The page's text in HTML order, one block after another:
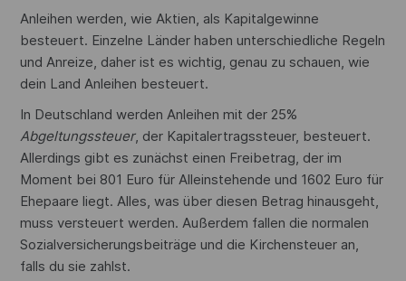
Anleihen werden, wie Aktien, als Kapitalgewinne
besteuert. Einzelne Länder haben unterschiedliche Regeln
und Anreize, daher ist es wichtig, genau zu schauen, wie
dein Land Anleihen besteuert.
In Deutschland werden Anleihen mit der 25%
Abgeltungssteuer, der Kapitalertragssteuer, besteuert.
Allerdings gibt es zunächst einen Freibetrag, der im
Moment bei 801 Euro für Alleinstehende und 1602 Euro für
Ehepaare liegt. Alles, was über diesen Betrag hinausgeht,
muss versteuert werden. Außerdem fallen die normalen
Sozialversicherungsbeiträge und die Kirchensteuer an,
falls du sie zahlst.